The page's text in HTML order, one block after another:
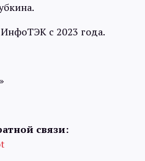
с 2023 года.
связи: